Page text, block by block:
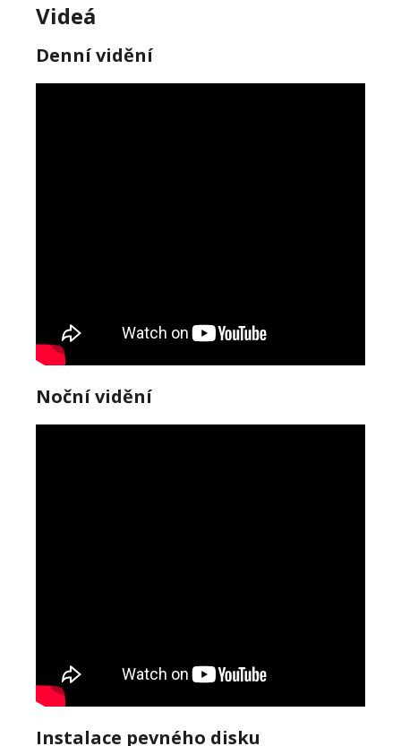
Videá
Denní vidění
Noční vidění
Instalace pevného disku